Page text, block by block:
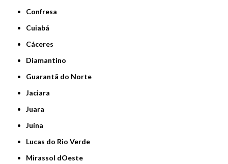
Confresa
Cuiabá
Cáceres
Diamantino
Guarantã do Norte
Jaciara
Juara
Juína
Lucas do Rio Verde
Mirassol dOeste